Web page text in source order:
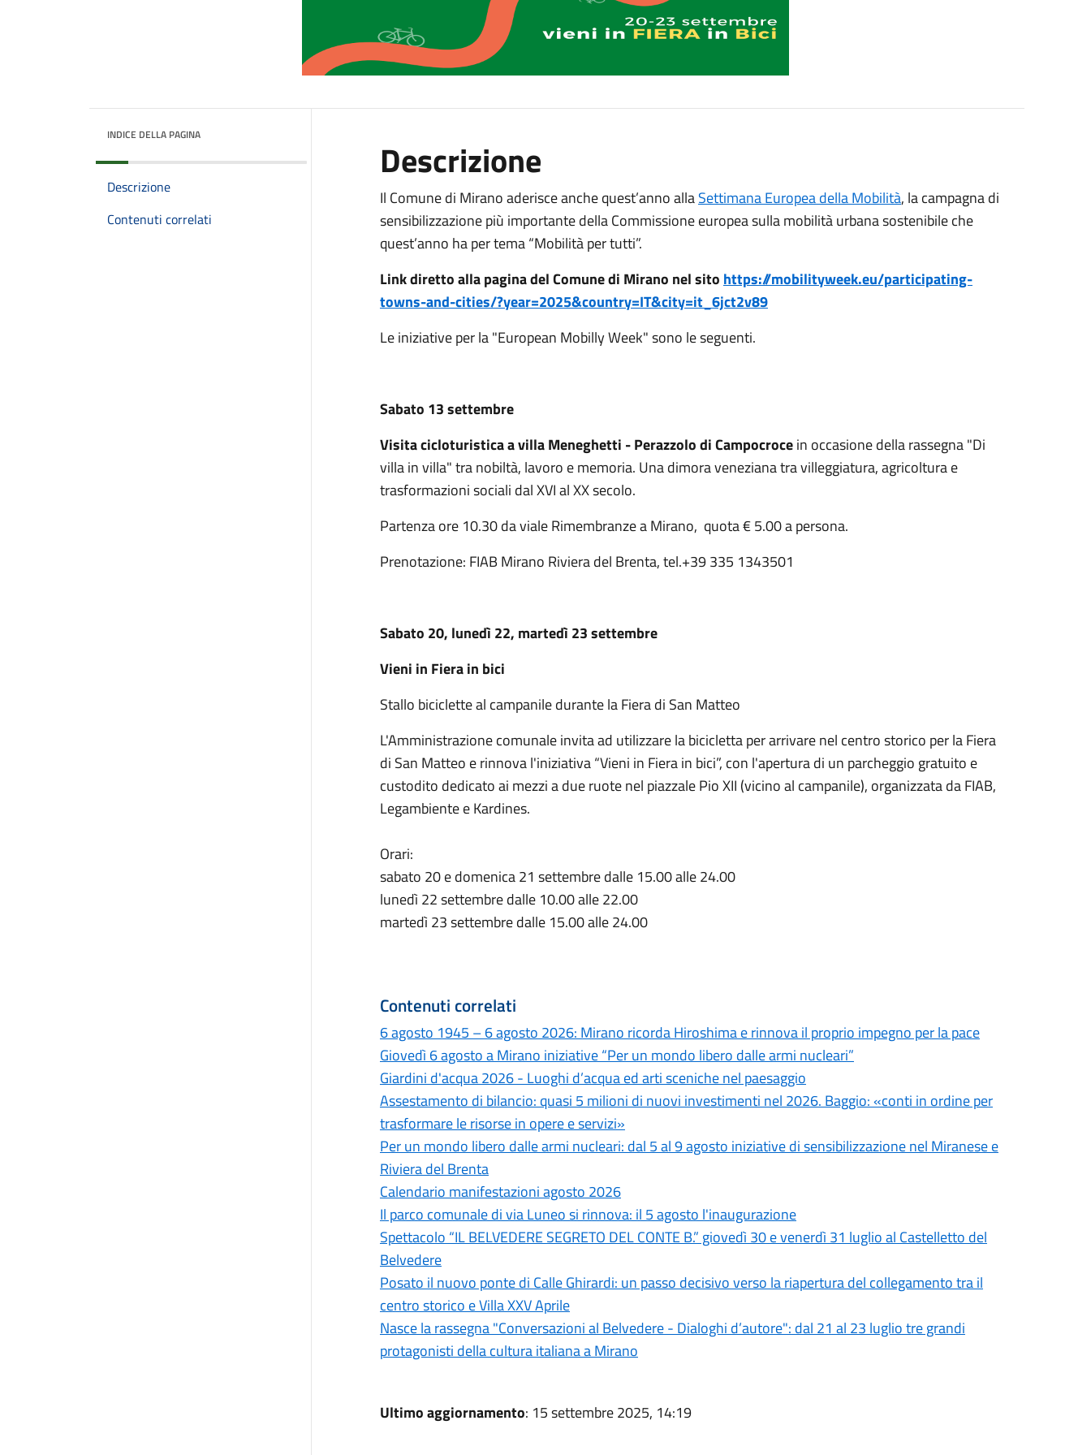
INDICE DELLA PAGINA
Descrizione
Contenuti correlati
Descrizione
Il Comune di Mirano aderisce anche quest’anno allaSettimana Europea della Mobilità, la campagna di
sensibilizzazione più importante della Commissione europea sulla mobilità urbana sostenibile che
quest’anno ha per tema “Mobilità per tutti”.
Link diretto alla pagina del Comune di Mirano nel sito https://mobilityweek.eu/participating-
towns-and-cities/?year=2025&country=IT&city=it_6jct2v89
Le iniziative per la "European Mobilly Week" sono le seguenti.
Sabato 13 settembre
Visita cicloturistica a villa Meneghetti - Perazzolo di Campocrocein occasione della rassegna "Di
villa in villa" tra nobiltà, lavoro e memoria. Una dimora veneziana tra villeggiatura, agricoltura e
trasformazioni sociali dal XVI al XX secolo.
Partenza ore 10.30 da viale Rimembranze a Mirano, quota € 5.00 a persona.
Prenotazione: FIAB Mirano Riviera del Brenta, tel.+39 335 1343501
Sabato 20, lunedì 22, martedì 23 settembre
Vieni in Fiera in bici
Stallo biciclette al campanile durante la Fiera di San Matteo
L'Amministrazione comunale invita ad utilizzare la bicicletta per arrivare nel centro storico per la Fiera
di San Matteo e rinnova l'iniziativa “Vieni in Fiera in bici”, con l'apertura di un parcheggio gratuito e
custodito dedicato ai mezzi a due ruote nel piazzale Pio XII (vicino al campanile), organizzata da FIAB,
Legambiente e Kardines.
Orari:
sabato 20 e domenica 21 settembre dalle 15.00 alle 24.00
lunedì 22 settembre dalle 10.00 alle 22.00
martedì 23 settembre dalle 15.00 alle 24.00
Contenuti correlati
6 agosto 1945 – 6 agosto 2026: Mirano ricorda Hiroshima e rinnova il proprio impegno per la pace
Giovedì 6 agosto a Mirano iniziative “Per un mondo libero dalle armi nucleari”
Giardini d'acqua 2026 - Luoghi d’acqua ed arti sceniche nel paesaggio
Assestamento di bilancio: quasi 5 milioni di nuovi investimenti nel 2026. Baggio: «conti in ordine per
trasformare le risorse in opere e servizi»
Per un mondo libero dalle armi nucleari: dal 5 al 9 agosto iniziative di sensibilizzazione nel Miranese e
Riviera del Brenta
Calendario manifestazioni agosto 2026
Il parco comunale di via Luneo si rinnova: il 5 agosto l'inaugurazione
Spettacolo “IL BELVEDERE SEGRETO DEL CONTE B.” giovedì 30 e venerdì 31 luglio al Castelletto del
Belvedere
Posato il nuovo ponte di Calle Ghirardi: un passo decisivo verso la riapertura del collegamento tra il
centro storico e Villa XXV Aprile
Nasce la rassegna "Conversazioni al Belvedere - Dialoghi d’autore": dal 21 al 23 luglio tre grandi
protagonisti della cultura italiana a Mirano
Ultimo aggiornamento: 15 settembre 2025, 14:19